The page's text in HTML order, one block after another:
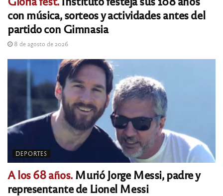
con música, sorteos y actividades antes del
partido con Gimnasia
8 de agosto de 2026
DEPORTES
A los 68 años.Murió Jorge Messi, padre y
representante de Lionel Messi